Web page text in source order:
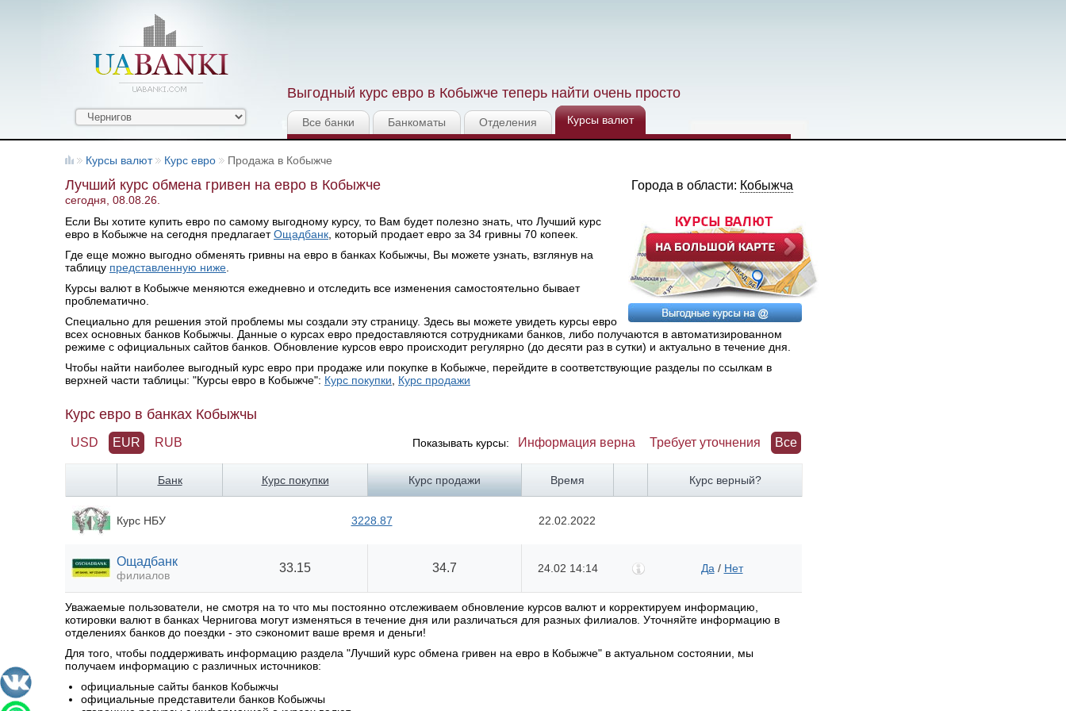
Выгодный курс евро в Кобыжче теперь найти очень просто
Все банки Банкоматы Отделения Курсы валют
Курсы валют Курс евро Продажа в Кобыжче
Лучший курс обмена гривен на евро в Кобыжче
сегодня, 08.08.26.
Города в области: Кобыжча
Если Вы хотите купить евро по самому выгодному курсу, то Вам будет полезно знать, что Лучший курс
евро в Кобыжче на сегодня предлагаетОщадбанк , который продает евро за 34 гривны 70 копеек.
Где еще можно выгодно обменять гривны на евро в банках Кобыжчы, Вы можете узнать, взглянув на
таблицу представленную ниже
Курсы валют в Кобыжче меняются ежедневно и отследить все изменения самостоятельно бывает
проблематично.
Специально для решения этой проблемы мы создали эту страницу. Здесь вы можете увидеть курсы евро
всех основных банков Кобыжчы. Данные о курсах евро предоставляются сотрудниками банков, либо получаются в автоматизированном
режиме с официальных сайтов банков. Обновление курсов евро происходит регулярно (до десяти раз в сутки) и актуально в течение дня.
Чтобы найти наиболее выгодный курс евро при продаже или покупке в Кобыжче, перейдите в соответствующие разделы по ссылкам в
верхней части таблицы: "Курсы евро в Кобыжче": Курс покупки Курс продажи
Курс евро в банках Кобыжчы
USD EUR RUB Показывать курсы: Информация верна Требует уточнения Все
Банк Курс покупки Курс продажи Время Курс верный?
Курс НБУ 3228.87 22.02.2022
Ощадбанк
филиалов
33.15 34.7 24.02 14:14 Да / Нет
Уважаемые пользователи, не смотря на то что мы постоянно отслеживаем обновление курсов валют и корректируем информацию,
котировки валют в банках Чернигова могут изменяться в течение дня или различаться для разных филиалов. Уточняйте информацию в
отделениях банков до поездки - это сэкономит ваше время и деньги!
Для того, чтобы поддерживать информацию раздела "Лучший курс обмена гривен на евро в Кобыжче" в актуальном состоянии, мы
получаем информацию с различных источников:
официальные сайты банков Кобыжчы
официальные представители банков Кобыжчы